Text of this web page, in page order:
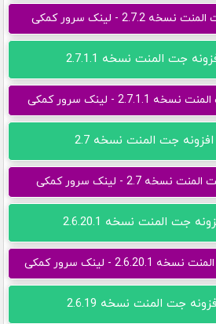
2.7.2 - لینک سرور کمکی
جت المنت نسخه 2.7.1.1
- لینک سرور کمکی
افزونه جت المنت نسخه 2.7
2.7 - لینک سرور کمکی
جت المنت نسخه 2.6.20.1
- لینک سرور کمکی
جت المنت نسخه 2.6.19